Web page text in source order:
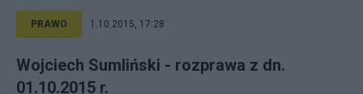
PRAWO 1.10.2015, 17:28
Wojciech Sumliński - rozprawa z dn.
01.10.2015 r.